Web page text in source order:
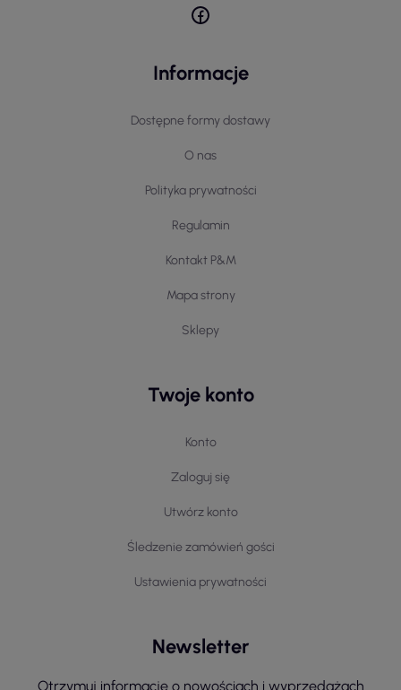
Informacje
Dostępne formy dostawy
O nas
Polityka prywatności
Regulamin
Kontakt P&M
Mapa strony
Sklepy
Twoje konto
Konto
Zaloguj się
Utwórz konto
Śledzenie zamówień gości
Ustawienia prywatności
Newsletter
Otrzymuj informację o nowościach i wyprzedażach